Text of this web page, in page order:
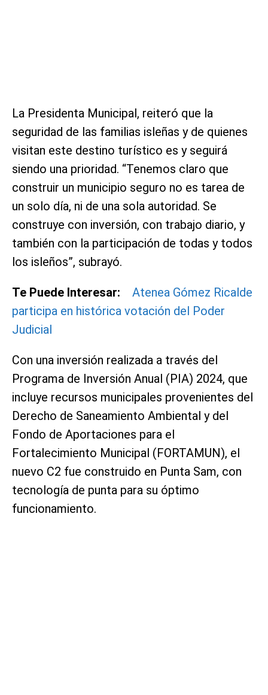
La Presidenta Municipal, reiteró que la
seguridad de las familias isleñas y de quienes
visitan este destino turístico es y seguirá
siendo una prioridad. “Tenemos claro que
construir un municipio seguro no es tarea de
un solo día, ni de una sola autoridad. Se
construye con inversión, con trabajo diario, y
también con la participación de todas y todos
los isleños”, subrayó.
Te Puede Interesar:
Atenea Gómez Ricalde
participa en histórica votación del Poder
Judicial
Con una inversión realizada a través del
Programa de Inversión Anual (PIA) 2024, que
incluye recursos municipales provenientes del
Derecho de Saneamiento Ambiental y del
Fondo de Aportaciones para el
Fortalecimiento Municipal (FORTAMUN), el
nuevo C2 fue construido en Punta Sam, con
tecnología de punta para su óptimo
funcionamiento.